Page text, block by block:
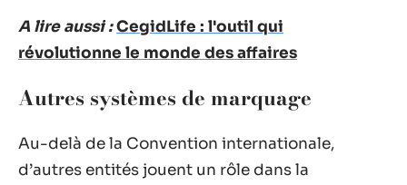
A lire aussi :CegidLife : l'outil qui
révolutionne le monde des affaires
Autres systèmes de marquage
Au-delà de la Convention internationale,
d’autres entités jouent un rôle dans la